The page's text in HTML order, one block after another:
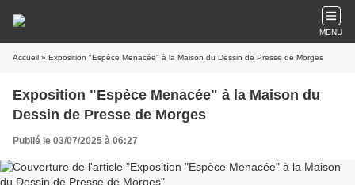
MENU
Accueil » Exposition "Espèce Menacée" à la Maison du Dessin de Presse de Morges
Exposition "Espèce Menacée" à la Maison du
Dessin de Presse de Morges
Publié le 03/07/2025 à 06:27